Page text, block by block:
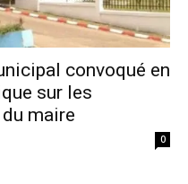
convoqué en
sur les
maire
0